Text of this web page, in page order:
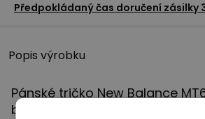
Předpokládaný čas doručení zásilky
Popis výrobku
Pánské tričko New Balance
bordó